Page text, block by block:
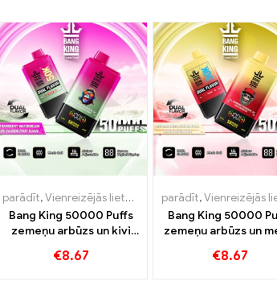
,Vienreizējās lietošanas e-cigaretes
parādīt,Vienreizējās lietošanas e-cigarete ar nikotīnu
Bang King 50000 Puffs
zemeņu arbūzs un kivi
garšas
€8.67
parādīt,Vienreizējās lietošanas e-cigarete ar
Bang King 50000
zemeņu arbūzs un
€8.67